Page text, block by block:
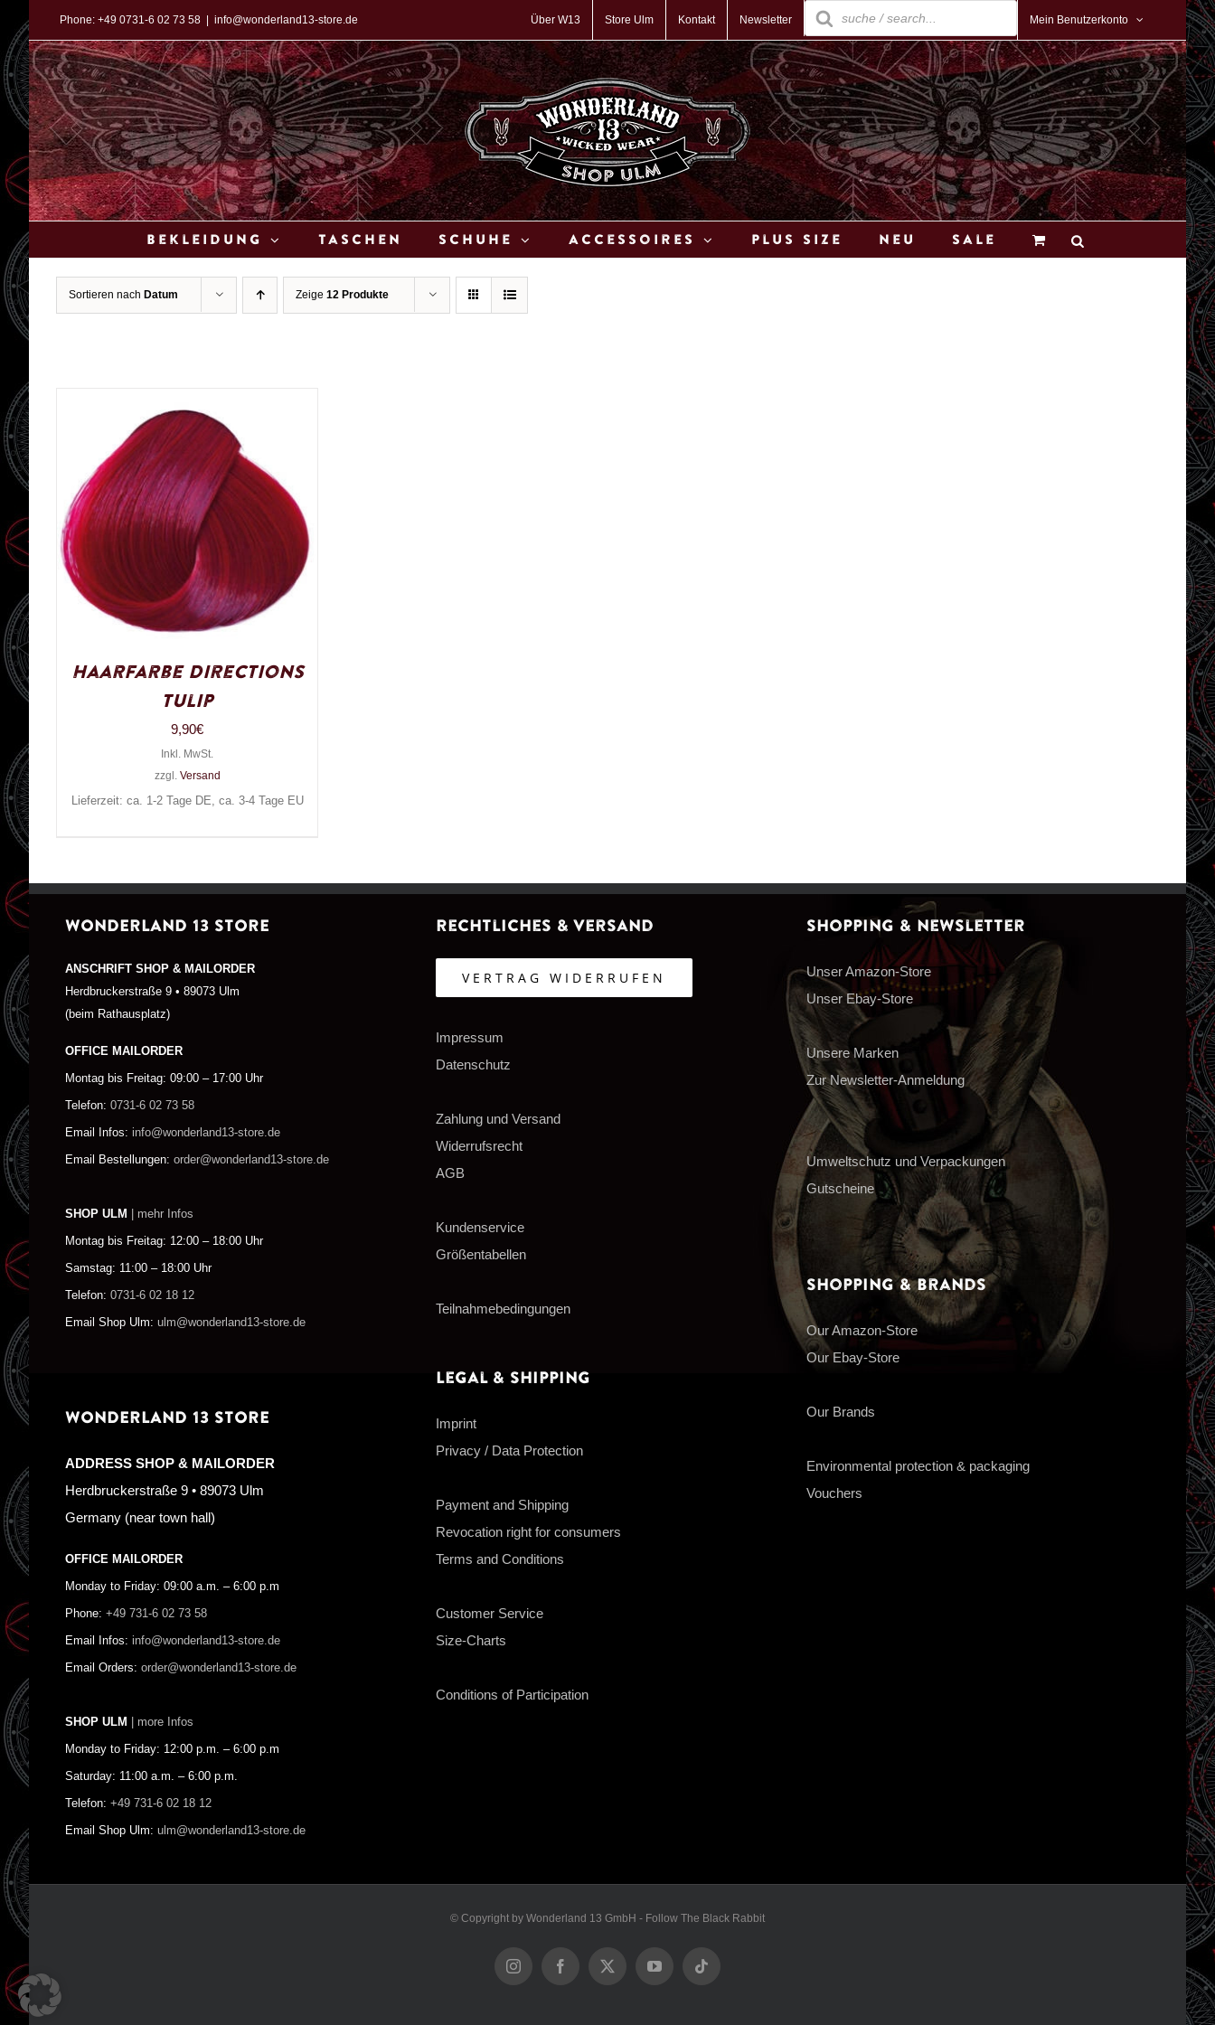
Inhalt
springen
Phone: +49 0731-6 02 73 58 info@wonderland13-store.de Über W13 Store Ulm Kontakt Newsletter
Products
search
Mein Benutzerkonto
Bekleidung Taschen Schuhe Accessoires Plus Size Neu Sale
Sortieren nach Datum Zeige 12 Produkte
Haarfarbe Directions
Tulip
9,90€
Inkl. MwSt.
zzgl. Versand
Lieferzeit: ca. 1-2 Tage DE, ca. 3-4 Tage EU
WONDERLAND 13 STORE
ANSCHRIFT SHOP & MAILORDER
Herdbruckerstraße 9 • 89073 Ulm
(beim Rathausplatz)
OFFICE MAILORDER
Montag bis Freitag: 09:00 – 17:00 Uhr
Telefon: 0731-6 02 73 58
Email Infos: info@wonderland13-store.de
Email Bestellungen: order@wonderland13-store.de
SHOP ULM | mehr Infos
Montag bis Freitag: 12:00 – 18:00 Uhr
Samstag: 11:00 – 18:00 Uhr
Telefon: 0731-6 02 18 12
Email Shop Ulm: ulm@wonderland13-store.de
WONDERLAND 13 STORE
ADDRESS SHOP & MAILORDER
Herdbruckerstraße 9 • 89073 Ulm
Germany (near town hall)
OFFICE MAILORDER
Monday to Friday: 09:00 a.m. – 6:00 p.m
Phone: +49 731-6 02 73 58
Email Infos: info@wonderland13-store.de
Email Orders: order@wonderland13-store.de
SHOP ULM | more Infos
Monday to Friday: 12:00 p.m. – 6:00 p.m
Saturday: 11:00 a.m. – 6:00 p.m.
Telefon: +49 731-6 02 18 12
Email Shop Ulm: ulm@wonderland13-store.de
Rechtliches & Versand
VERTRAG WIDERRUFEN
Impressum
Datenschutz
Zahlung und Versand
Widerrufsrecht
AGB
Kundenservice
Größentabellen
Teilnahmebedingungen
Legal & Shipping
Imprint
Privacy / Data Protection
Payment and Shipping
Revocation right for consumers
Terms and Conditions
Customer Service
Size-Charts
Conditions of Participation
Shopping & Newsletter
Unser Amazon-Store
Unser Ebay-Store
Unsere Marken
Zur Newsletter-Anmeldung
Umweltschutz und Verpackungen
Gutscheine
Shopping & Brands
Our Amazon-Store
Our Ebay-Store
Our Brands
Environmental protection & packaging
Vouchers
© Copyright by Wonderland 13 GmbH - Follow The Black Rabbit
InstagramFacebook
X YouTubeTiktok